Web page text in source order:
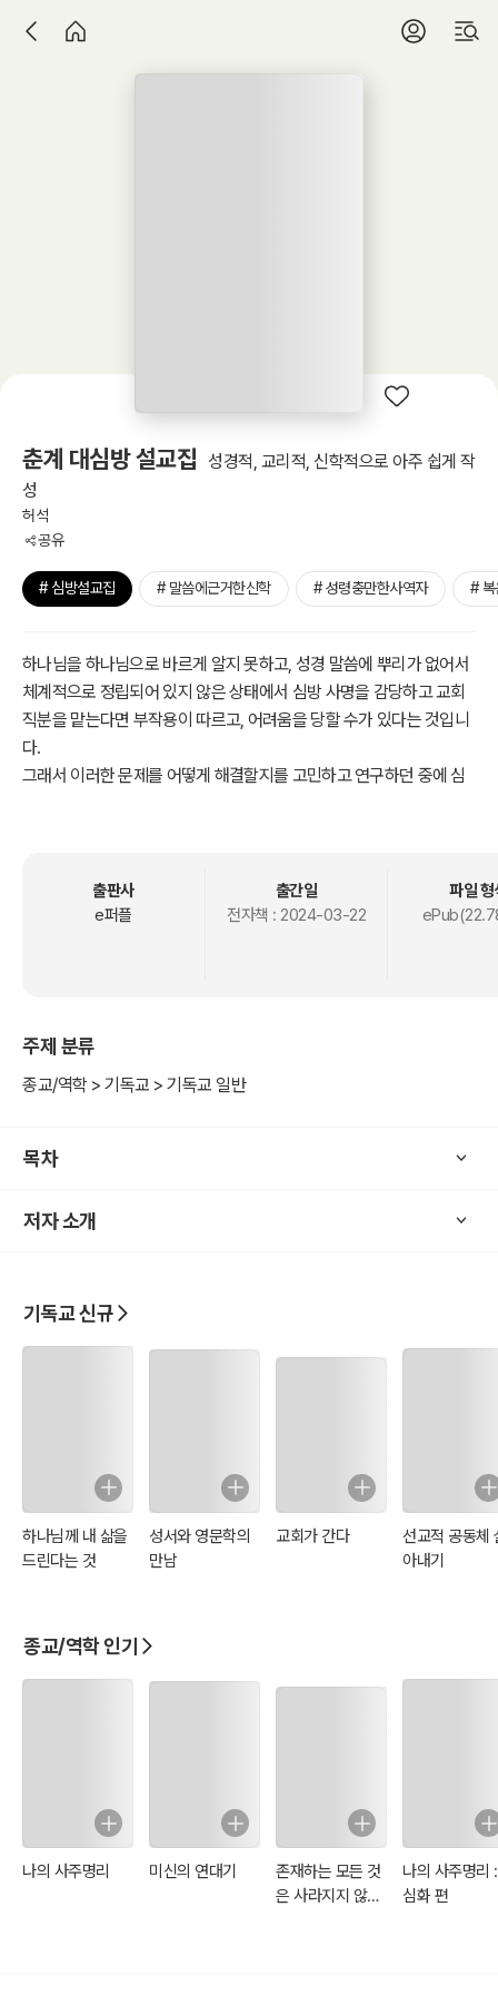
춘계 대심방 설교집 성경적, 교리적, 신학적으로 아주 쉽게 작
성
허석
공유
# 심방설교집 # 말씀에근거한신학 # 성령충만한사역자 # 복
하나님을 하나님으로 바르게 알지 못하고, 성경 말씀에 뿌리가 없어서
체계적으로 정립되어 있지 않은 상태에서 심방 사명을 감당하고 교회
직분을 맡는다면 부작용이 따르고, 어려움을 당할 수가 있다는 것입니
다.
그래서 이러한 문제를 어떻게 해결할지를 고민하고 연구하던 중에 심
출판사
e퍼플
출간일
전자책 : 2024-03-22
파일 형
주제 분류
종교/역학 > 기독교 > 기독교 일반
목차
저자 소개
기독교 신규
하나님께 내 삶을
드린다는 것
성서와 영문학의
만남
교회가 간다
선교적 공동체
아내기
종교/역학 인기
나의 사주명리 미신의 연대기
존재하는 모든 것
은 사라지지 않는
나의 사주명리 :
심화 편